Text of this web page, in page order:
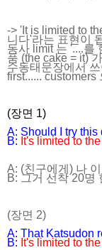
-> 'It is limited to
니다'라는 표현이
동사 limit 는 '....를
품 (the cake = it)
수동태문장에서
first...... customers
(장면 1)
A: Should I try this
B: It's limited to
A: (친구에게) 나
B: 그거 선착 20명
(장면 2)
A: That Katsudon
B: It's limited to